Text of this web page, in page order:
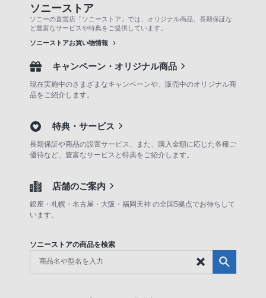
ソニーストア
ソニーの直営店「ソニーストア」では、オリジナル商品、長期保証な
ど豊富なサービスや特典をご提供しています。
ソニーストアお買い物情報
キャンペーン・オリジナル商品
現在実施中のさまざまなキャンペーンや、販売中のオリジナル商
品をご紹介します。
特典・サービス
長期保証や商品の設置サービス、また、購入金額に応じた各種ご
優待など、豊富なサービスと特典をご紹介します。
店舗のご案内
銀座・札幌・名古屋・大阪・福岡天神 の全国5拠点でお待ちして
います。
ソニーストアの商品を検索